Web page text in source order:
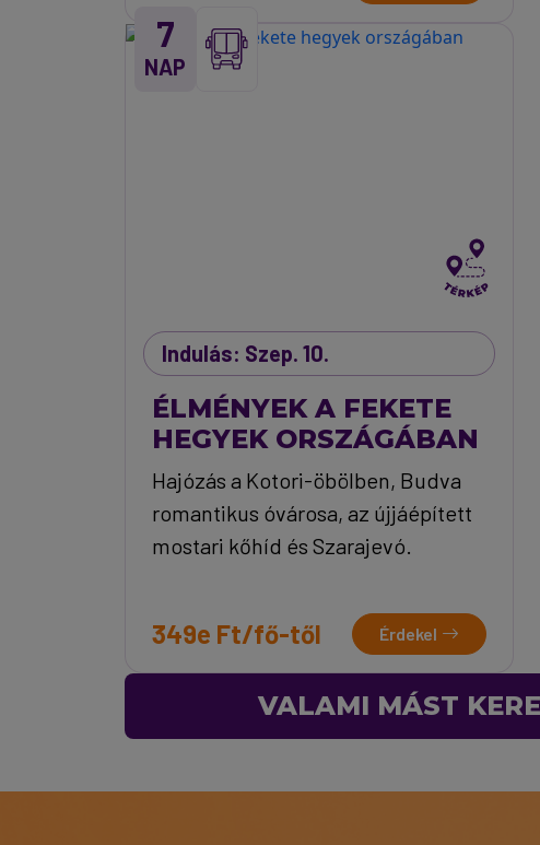
7
NAP
Indulás: Szep. 10.
ÉLMÉNYEK A FEKETE
HEGYEK ORSZÁGÁBAN
Hajózás a Kotori-öbölben, Budva
romantikus óvárosa, az újjáépített
mostari kőhíd és Szarajevó.
349e Ft/fő-től Érdekel
VALAMI MÁST